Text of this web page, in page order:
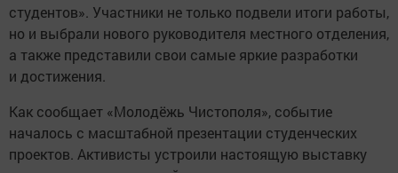
студентов». Участники не только подвели итоги работы,
но и выбрали нового руководителя местного отделения,
а также представили свои самые яркие разработки
и достижения.
Как сообщает «Молодёжь Чистополя», событие
началось с масштабной презентации студенческих
проектов. Активисты устроили настоящую выставку